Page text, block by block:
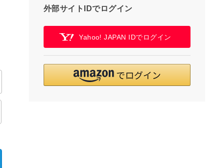
外部サイトIDでログイン
Yahoo! JAPAN IDでログイン